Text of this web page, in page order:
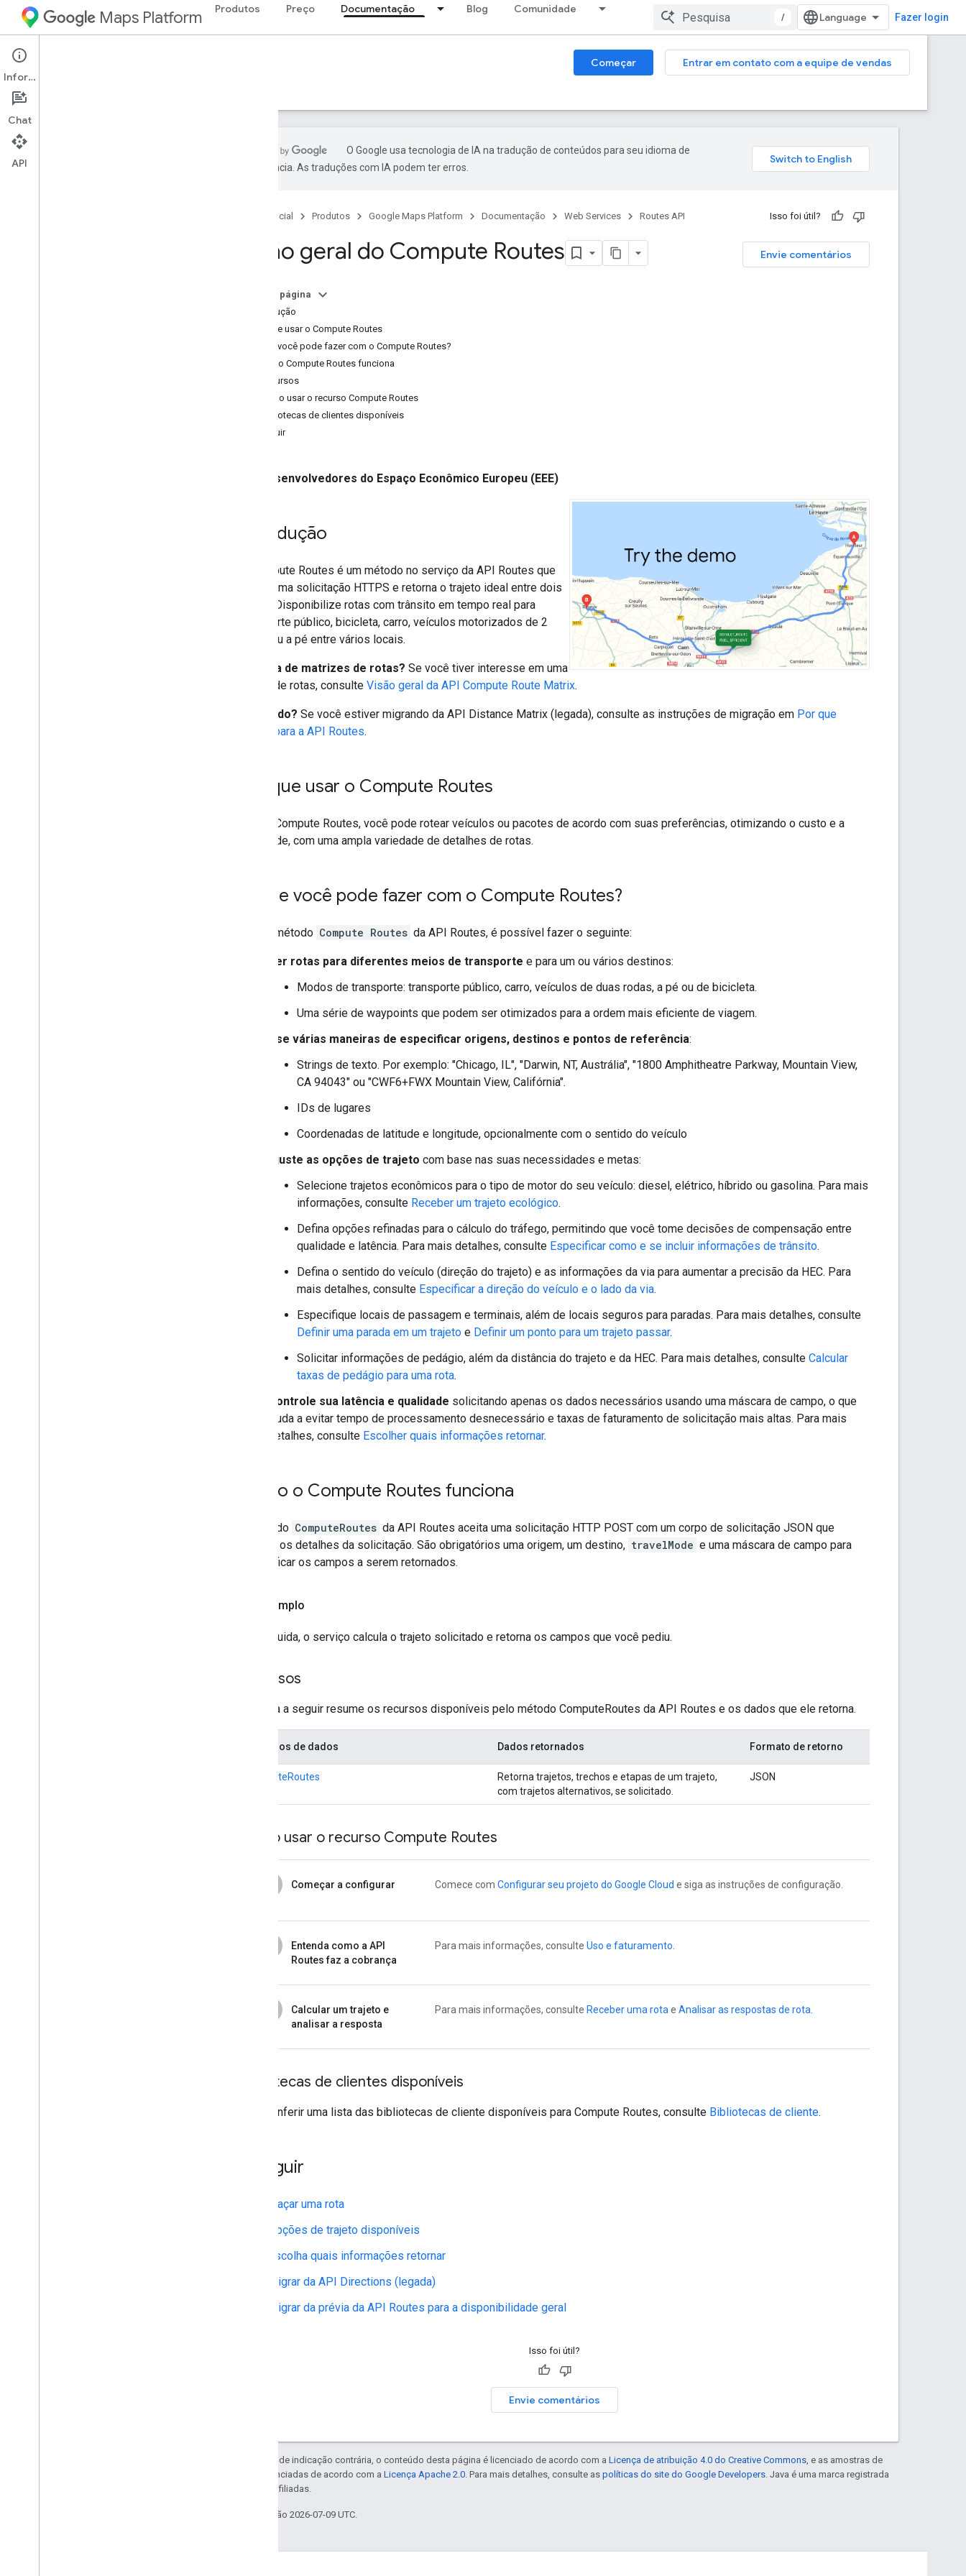
Maps Platform Produtos Preço Documentação Blog Comunidade
/ Fazer login
Web Services Começar
Entrar em contato com a equipe de vendas
Guias
O Google usa tecnologia de IA na tradução de conteúdos para seu idioma de
preferência. As traduções com IA podem ter erros.
Página inicial Produtos Google Maps Platform Documentação Web Services Routes API Isso foi útil?
Envie comentários
Visão geral do Compute Routes
Nesta página
Introdução
Por que usar o Compute Routes
O que você pode fazer com o Compute Routes?
Como o Compute Routes funciona
Recursos
Como usar o recurso Compute Routes
Bibliotecas de clientes disponíveis
A seguir
Desenvolvedores do Espaço Econômico Europeu (EEE)
Introdução
O Compute Routes é um método no serviço da API Routes que
aceita uma solicitação HTTPS e retorna o trajeto ideal entre dois
locais. Disponibilize rotas com trânsito em tempo real para
transporte público, bicicleta, carro, veículos motorizados de 2
rodas ou a pé entre vários locais.
Precisa de matrizes de rotas? Se você tiver interesse em uma
matriz de rotas, consulte Visão geral da API Compute Route Matrix.
Migrando? Se você estiver migrando da API Distance Matrix (legada), consulte as instruções de migração em Por que
migrar para a API Routes.
Por que usar o Compute Routes
Com o Compute Routes, você pode rotear veículos ou pacotes de acordo com suas preferências, otimizando o custo e a
qualidade, com uma ampla variedade de detalhes de rotas.
O que você pode fazer com o Compute Routes?
Com o método Compute Routes da API Routes, é possível fazer o seguinte:
Ver rotas para diferentes meios de transporte e para um ou vários destinos:
Modos de transporte: transporte público, carro, veículos de duas rodas, a pé ou de bicicleta.
Uma série de waypoints que podem ser otimizados para a ordem mais eficiente de viagem.
Use várias maneiras de especificar origens, destinos e pontos de referência:
Strings de texto. Por exemplo: "Chicago, IL", "Darwin, NT, Austrália", "1800 Amphitheatre Parkway, Mountain View,
CA 94043" ou "CWF6+FWX Mountain View, Califórnia".
IDs de lugares
Coordenadas de latitude e longitude, opcionalmente com o sentido do veículo
Ajuste as opções de trajeto com base nas suas necessidades e metas:
Selecione trajetos econômicos para o tipo de motor do seu veículo: diesel, elétrico, híbrido ou gasolina. Para mais
informações, consulte Receber um trajeto ecológico.
Defina opções refinadas para o cálculo do tráfego, permitindo que você tome decisões de compensação entre
qualidade e latência. Para mais detalhes, consulte Especificar como e se incluir informações de trânsito.
Defina o sentido do veículo (direção do trajeto) e as informações da via para aumentar a precisão da HEC. Para
mais detalhes, consulte Especificar a direção do veículo e o lado da via.
Especifique locais de passagem e terminais, além de locais seguros para paradas. Para mais detalhes, consulte
Definir uma parada em um trajeto e Definir um ponto para um trajeto passar.
Solicitar informações de pedágio, além da distância do trajeto e da HEC. Para mais detalhes, consulte Calcular
taxas de pedágio para uma rota.
Controle sua latência e qualidade solicitando apenas os dados necessários usando uma máscara de campo, o que
ajuda a evitar tempo de processamento desnecessário e taxas de faturamento de solicitação mais altas. Para mais
detalhes, consulte Escolher quais informações retornar.
Como o Compute Routes funciona
O método ComputeRoutes da API Routes aceita uma solicitação HTTP POST com um corpo de solicitação JSON que
contém os detalhes da solicitação. São obrigatórios uma origem, um destino, travelMode e uma máscara de campo para
especificar os campos a serem retornados.
Exemplo
Em seguida, o serviço calcula o trajeto solicitado e retorna os campos que você pediu.
Recursos
A tabela a seguir resume os recursos disponíveis pelo método ComputeRoutes da API Routes e os dados que ele retorna.
Recursos de dados Dados retornados Formato de retorno
ComputeRoutes
Retorna trajetos, trechos e etapas de um trajeto,
com trajetos alternativos, se solicitado.
JSON
Como usar o recurso Compute Routes
Começar a configurar Comece com Configurar seu projeto do Google Cloud e siga as instruções de configuração.
Entenda como a API
Routes faz a cobrança
Para mais informações, consulte Uso e faturamento
Calcular um trajeto e
analisar a resposta
Para mais informações, consulte Receber uma rota e Analisar as respostas de rota
Bibliotecas de clientes disponíveis
Para conferir uma lista das bibliotecas de cliente disponíveis para Compute Routes, consulte Bibliotecas de cliente.
A seguir
Traçar uma rota
Opções de trajeto disponíveis
Escolha quais informações retornar
Migrar da API Directions (legada)
Migrar da prévia da API Routes para a disponibilidade geral
Isso foi útil?
Envie comentários
Exceto em caso de indicação contrária, o conteúdo desta página é licenciado de acordo com a Licença de atribuição 4.0 do Creative Commons , e as amostras de
código são licenciadas de acordo com a Licença Apache 2.0 . Para mais detalhes, consulte as políticas do site do Google Developers . Java é uma marca registrada
da Oracle e/ou afiliadas.
Última atualização 2026-07-09 UTC.
Informações
Chat
API